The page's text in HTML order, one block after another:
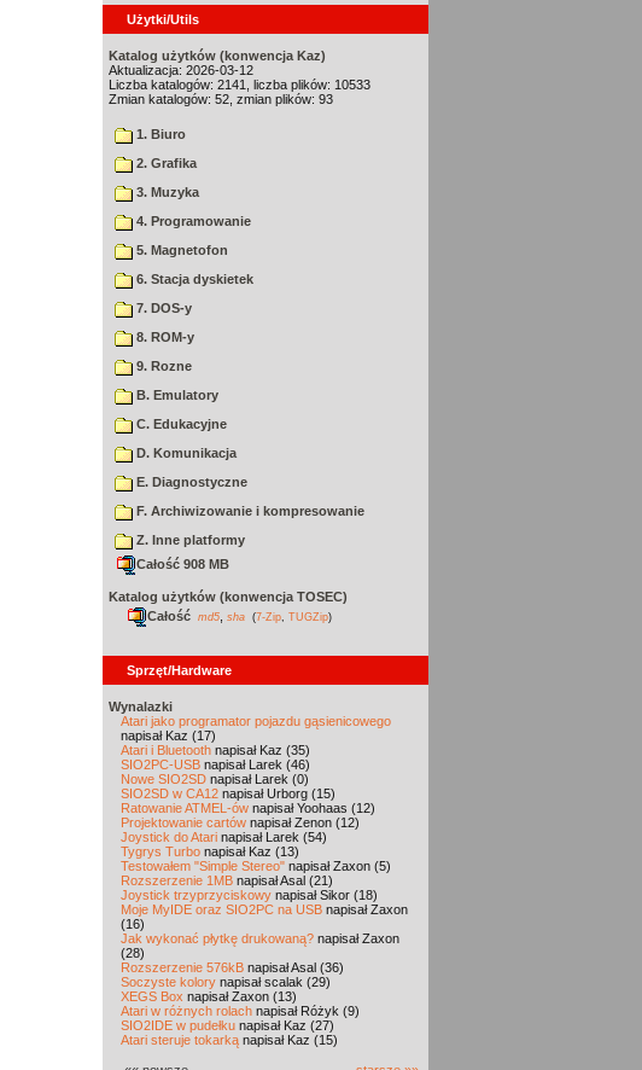
Użytki/Utils
Katalog użytków (konwencja Kaz)
Aktualizacja: 2026-03-12
Liczba katalogów: 2141, liczba plików: 10533
Zmian katalogów: 52, zmian plików: 93
1. Biuro
2. Grafika
3. Muzyka
4. Programowanie
5. Magnetofon
6. Stacja dyskietek
7. DOS-y
8. ROM-y
9. Rozne
B. Emulatory
C. Edukacyjne
D. Komunikacja
E. Diagnostyczne
F. Archiwizowanie i kompresowanie
Z. Inne platformy
Całość 908 MB
Katalog użytków (konwencja TOSEC)
Całość md5 sha (7-Zip TUGZip)
Sprzęt/Hardware
Wynalazki
Atari jako programator pojazdu gąsienicowego
napisał Kaz (17)
Atari i Bluetooth napisał Kaz (35)
SIO2PC-USB napisał Larek (46)
Nowe SIO2SD napisał Larek (0)
SIO2SD w CA12 napisał Urborg (15)
Ratowanie ATMEL-ów napisał Yoohaas (12)
Projektowanie cartów napisał Zenon (12)
Joystick do Atari napisał Larek (54)
Tygrys Turbo napisał Kaz (13)
Testowałem "Simple Stereo" napisał Zaxon (5)
Rozszerzenie 1MB napisał Asal (21)
Joystick trzyprzyciskowy napisał Sikor (18)
Moje MyIDE oraz SIO2PC na USB napisał Zaxon
(16)
Jak wykonać płytkę drukowaną? napisał Zaxon
(28)
Rozszerzenie 576kB napisał Asal (36)
Soczyste kolory napisał scalak (29)
XEGS Box napisał Zaxon (13)
Atari w różnych rolach napisał Różyk (9)
SIO2IDE w pudełku napisał Kaz (27)
Atari steruje tokarką napisał Kaz (15)